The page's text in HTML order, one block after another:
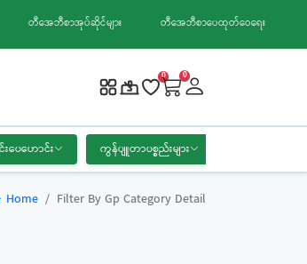
တီအေဘီစာအုပ်ဆိုင်များ တီအေဘီစာပေထုတ်ဝေရေး
0 0
ပေဟောင်း ကွန်ပျူတာပစ္စည်းများ
Home Filter By Gp Category Detail